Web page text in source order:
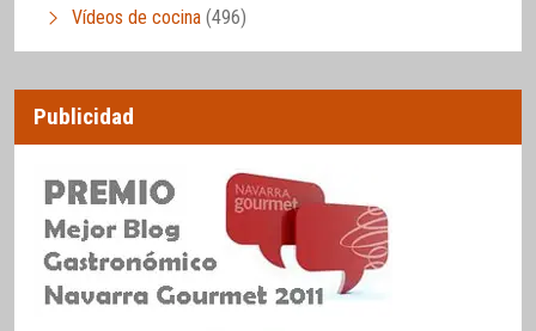
Vídeos de cocina (496)
Publicidad